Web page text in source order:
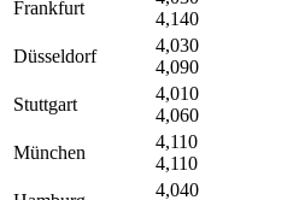
Frankfurt
4,140
Düsseldorf
4,030
4,090
Stuttgart
4,010
4,060
München
4,110
4,110
4,040